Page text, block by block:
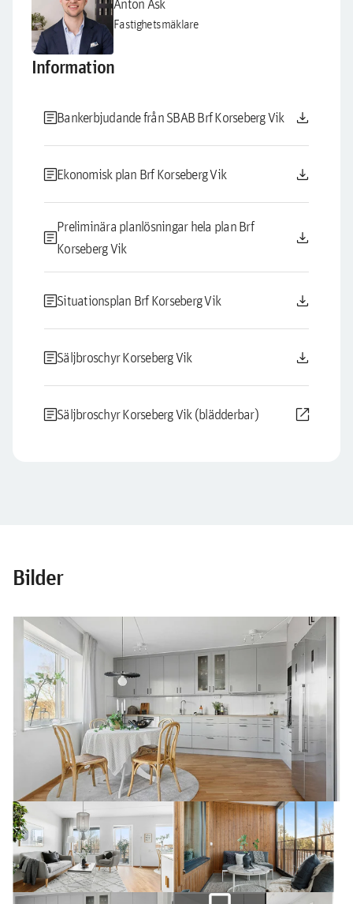
Fastighetsmäklare
Information
articleBankerbjudande från SBAB Brf Korseberg Vik download
articleEkonomisk plan Brf Korseberg Vik download
article
Preliminära planlösningar hela plan Brf
Korseberg Vik
download
articleSituationsplan Brf Korseberg Vik download
articleSäljbroschyr Korseberg Vik download
articleSäljbroschyr Korseberg Vik (blädderbar) open_in_new
Bilder